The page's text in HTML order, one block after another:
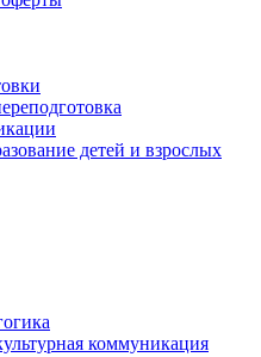
детей и взрослых
коммуникация